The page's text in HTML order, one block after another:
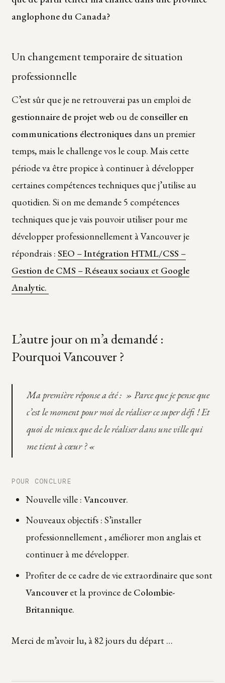
anglophone du Canada?
Un changement temporaire de situation
professionnelle
C’est sûr que je ne retrouverai pas un emploi de
gestionnaire de projet web ou de conseiller en
communications électroniques dans un premier
temps, mais le challenge vos le coup. Mais cette
période va être propice à continuer à développer
certaines compétences techniques que j’utilise au
quotidien. Si on me demande 5 compétences
techniques que je vais pouvoir utiliser pour me
développer professionnellement à Vancouver je
répondrais : SEO –Intégration HTML/CSS –
Gestion de CMS –Réseaux sociauxet Google
Analytic.
L’autre jour on m’a demandé :
Pourquoi Vancouver ?
Ma première réponse a été: » Parce que je pense que
c’est le moment pour moi de réaliser ce super défi ! Et
quoi de mieux que de le réaliser dans une ville qui
me tient à cœur ? «
POUR CONCLURE
Nouvelle ville : Vancouver.
Nouveaux objectifs : S’installer
professionnellement , améliorer mon anglais et
continuer à me développer.
Profiter de ce cadre de vie extraordinaire que sont
Vancouveret la province de Colombie-
Britannique.
Merci de m’avoir lu, à 82 jours du départ …